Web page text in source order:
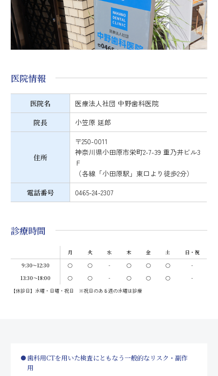
医院情報
医院名
医療法人社団 中野歯科医院
院長
小笠原 延郎
住所
〒250-0011
神奈川県小田原市栄町2-7-39 重乃井ビル3
Ｆ
（各線「小田原駅」東口より徒歩2分）
電話番号
0465-24-2307
診療時間
月 火 水 木 金 土
日・祝
9:30～12:30
○ ○ - ○ ○ ○
-
13:30～18:00
○ ○ - ○ ○ ○
-
【休診日】水曜・日曜・祝日 ※祝日のある週の水曜は診療
歯科用CTを用いた検査にともなう一般的なリスク・副作
用